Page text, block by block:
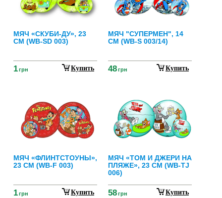
МЯЧ «СКУБИ-ДУ», 23
СМ (WB-SD 003)
1грн Купить
МЯЧ "СУПЕРМЕН", 14
СМ (WB-S 003/14)
48грн Купить
МЯЧ «ФЛИНТСТОУНЫ»,
23 СМ (WB-F 003)
1грн Купить
МЯЧ «ТОМ И ДЖЕРИ НА
ПЛЯЖЕ», 23 СМ (WB-TJ
006)
58грн Купить